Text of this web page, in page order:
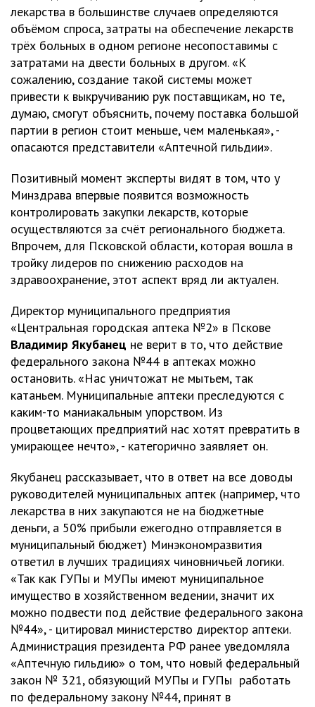
лекарства в большинстве случаев определяются
объёмом спроса, затраты на обеспечение лекарств
трёх больных в одном регионе несопоставимы с
затратами на двести больных в другом. «К
сожалению, создание такой системы может
привести к выкручиванию рук поставщикам, но те,
думаю, смогут объяснить, почему поставка большой
партии в регион стоит меньше, чем маленькая», -
опасаются представители «Аптечной гильдии».
Позитивный момент эксперты видят в том, что у
Минздрава впервые появится возможность
контролировать закупки лекарств, которые
осуществляются за счёт регионального бюджета.
Впрочем, для Псковской области, которая вошла в
тройку лидеров по снижению расходов на
здравоохранение, этот аспект вряд ли актуален.
Директор муниципального предприятия
«Центральная городская аптека №2» в Пскове
Владимир Якубанец не верит в то, что действие
федерального закона №44 в аптеках можно
остановить. «Нас уничтожат не мытьем, так
катаньем. Муниципальные аптеки преследуются с
каким-то маниакальным упорством. Из
процветающих предприятий нас хотят превратить в
умирающее нечто», - категорично заявляет он.
Якубанец рассказывает, что в ответ на все доводы
руководителей муниципальных аптек (например, что
лекарства в них закупаются не на бюджетные
деньги, а 50% прибыли ежегодно отправляется в
муниципальный бюджет) Минэкономразвития
ответил в лучших традициях чиновничьей логики.
«Так как ГУПы и МУПы имеют муниципальное
имущество в хозяйственном ведении, значит их
можно подвести под действие федерального закона
№44», - цитировал министерство директор аптеки.
Администрация президента РФ ранее уведомляла
«Аптечную гильдию» о том, что новый федеральный
закон № 321, обязующий МУПы и ГУПы работать
по федеральному закону №44, принят в